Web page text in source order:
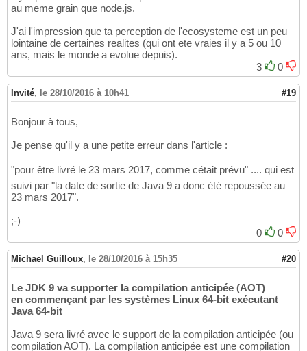
au meme grain que node.js.
J'ai l'impression que ta perception de l'ecosysteme est un peu
lointaine de certaines realites (qui ont ete vraies il y a 5 ou 10
ans, mais le monde a evolue depuis).
3
0
Invité, le 28/10/2016 à 10h41 #19
Bonjour à tous,
Je pense qu'il y a une petite erreur dans l'article :
"pour être livré le 23 mars 2017, comme cétait prévu" .... qui est
suivi par "la date de sortie de Java 9 a donc été repoussée au
23 mars 2017".
;-)
0
0
Michael Guilloux, le 28/10/2016 à 15h35 #20
Le JDK 9 va supporter la compilation anticipée (AOT)
en commençant par les systèmes Linux 64-bit exécutant
Java 64-bit
Java 9 sera livré avec le support de la compilation anticipée (ou
compilation AOT). La compilation anticipée est une compilation